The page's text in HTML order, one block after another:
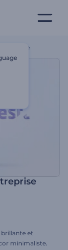
et
minimaliste.